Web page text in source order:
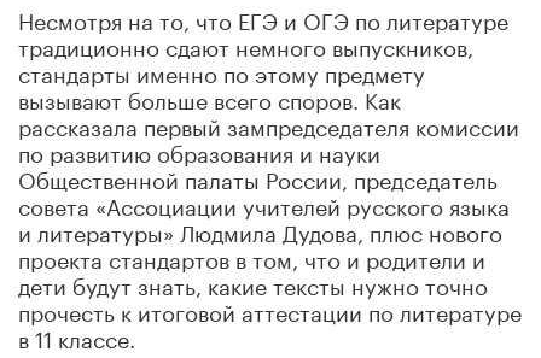
Несмотря на то, что ЕГЭ и ОГЭ по литературе
традиционно сдают немного выпускников,
стандарты именно по этому предмету
вызывают больше всего споров. Как
рассказала первый зампредседателя комиссии
по развитию образования и науки
Общественной палаты России, председатель
совета «Ассоциации учителей русского языка
и литературы» Людмила Дудова, плюс нового
проекта стандартов в том, что и родители и
дети будут знать, какие тексты нужно точно
прочесть к итоговой аттестации по литературе
в 11 классе.